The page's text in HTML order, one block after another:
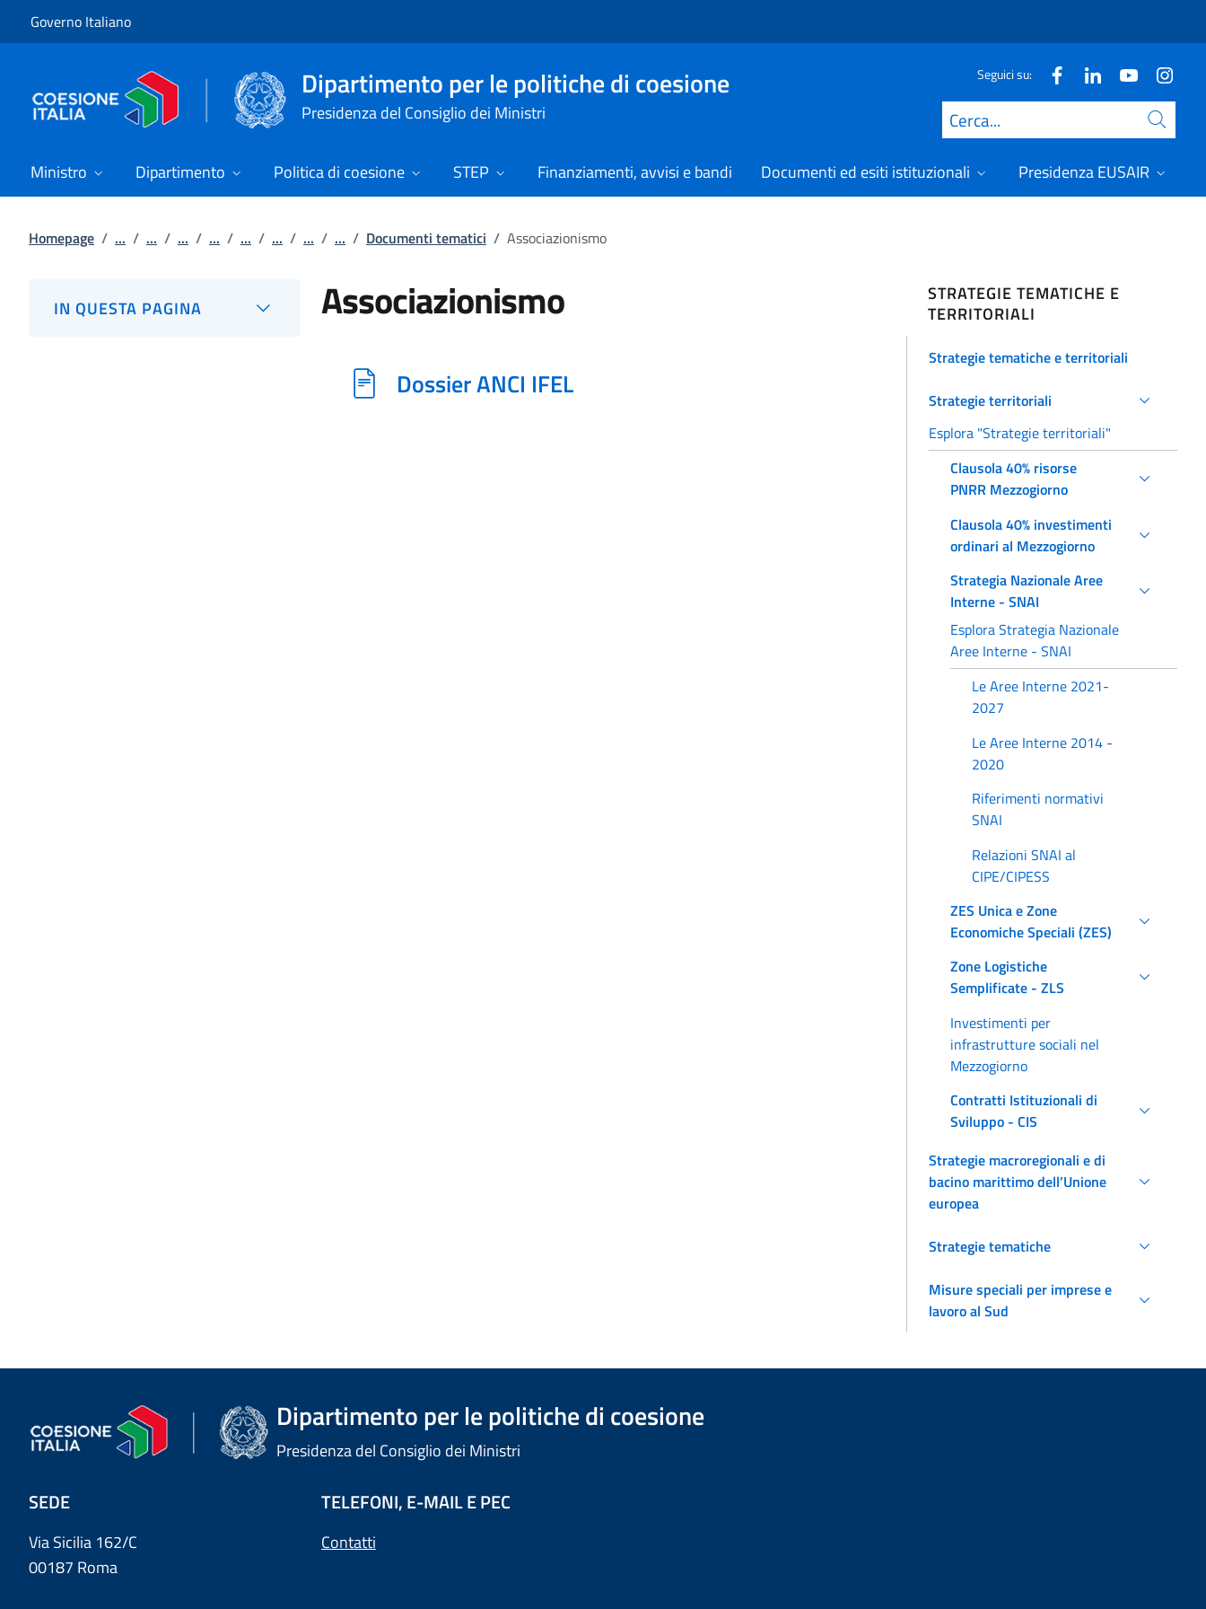
Governo Italiano
Dipartimento per le politiche di coesione
Presidenza del Consiglio dei Ministri
Seguici su:
Cerca
Ministro Dipartimento Politica di coesione STEP Finanziamenti, avvisi e bandi Documenti ed esiti istituzionali Presidenza EUSAIR
Homepage / ... / ... / ... / ... / ... / ... / ... / ... / Documenti tematici / Associazionismo
IN QUESTA PAGINA Associazionismo
Dossier ANCI IFEL
STRATEGIE TEMATICHE E
TERRITORIALI
Strategie tematiche e territoriali
Strategie territoriali
Esplora "Strategie territoriali"
Clausola 40% risorse
PNRR Mezzogiorno
Clausola 40% investimenti
ordinari al Mezzogiorno
Strategia Nazionale Aree
Interne - SNAI
Esplora Strategia Nazionale
Aree Interne - SNAI
Le Aree Interne 2021-
2027
Le Aree Interne 2014 -
2020
Riferimenti normativi
SNAI
Relazioni SNAI al
CIPE/CIPESS
ZES Unica e Zone
Economiche Speciali (ZES)
Zone Logistiche
Semplificate - ZLS
Investimenti per
infrastrutture sociali nel
Mezzogiorno
Contratti Istituzionali di
Sviluppo - CIS
Strategie macroregionali e di
bacino marittimo dell’Unione
europea
Strategie tematiche
Misure speciali per imprese e
lavoro al Sud
Dipartimento per le politiche di coesione
Presidenza del Consiglio dei Ministri
SEDE
Via Sicilia 162/C
00187 Roma
TELEFONI, E-MAIL E PEC
Contatti